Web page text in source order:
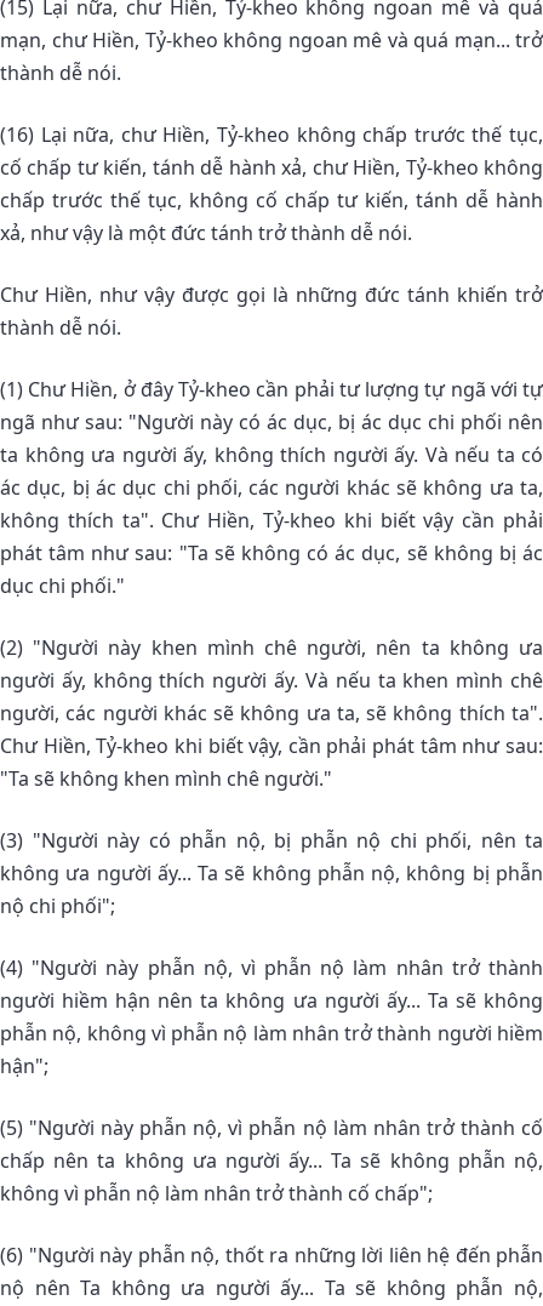
(15) Lại nữa, chư Hiền, Tỷ-kheo không ngoan mê và quá
mạn, chư Hiền, Tỷ-kheo không ngoan mê và quá mạn... trở
thành dễ nói.
(16) Lại nữa, chư Hiền, Tỷ-kheo không chấp trước thế tục,
cố chấp tư kiến, tánh dễ hành xả, chư Hiền, Tỷ-kheo không
chấp trước thế tục, không cố chấp tư kiến, tánh dễ hành
xả, như vậy là một đức tánh trở thành dễ nói.
Chư Hiền, như vậy được gọi là những đức tánh khiến trở
thành dễ nói.
(1) Chư Hiền, ở đây Tỷ-kheo cần phải tư lượng tự ngã với tự
ngã như sau: "Người này có ác dục, bị ác dục chi phối nên
ta không ưa người ấy, không thích người ấy. Và nếu ta có
ác dục, bị ác dục chi phối, các người khác sẽ không ưa ta,
không thích ta". Chư Hiền, Tỷ-kheo khi biết vậy cần phải
phát tâm như sau: "Ta sẽ không có ác dục, sẽ không bị ác
dục chi phối."
(2) "Người này khen mình chê người, nên ta không ưa
người ấy, không thích người ấy. Và nếu ta khen mình chê
người, các người khác sẽ không ưa ta, sẽ không thích ta".
Chư Hiền, Tỷ-kheo khi biết vậy, cần phải phát tâm như sau:
"Ta sẽ không khen mình chê người."
(3) "Người này có phẫn nộ, bị phẫn nộ chi phối, nên ta
không ưa người ấy... Ta sẽ không phẫn nộ, không bị phẫn
nộ chi phối";
(4) "Người này phẫn nộ, vì phẫn nộ làm nhân trở thành
người hiềm hận nên ta không ưa người ấy... Ta sẽ không
phẫn nộ, không vì phẫn nộ làm nhân trở thành người hiềm
hận";
(5) "Người này phẫn nộ, vì phẫn nộ làm nhân trở thành cố
chấp nên ta không ưa người ấy... Ta sẽ không phẫn nộ,
không vì phẫn nộ làm nhân trở thành cố chấp";
(6) "Người này phẫn nộ, thốt ra những lời liên hệ đến phẫn
nộ nên Ta không ưa người ấy... Ta sẽ không phẫn nộ,